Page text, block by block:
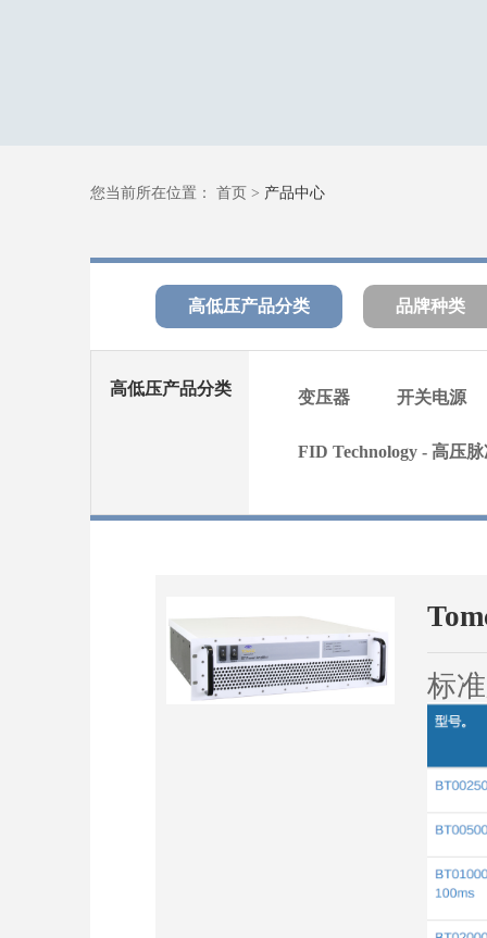
您当前所在位置： 首页 > 产品中心
高低压产品分类 品牌种类
高低压产品分类 变压器 开关电源
FID Technology - 高压
标